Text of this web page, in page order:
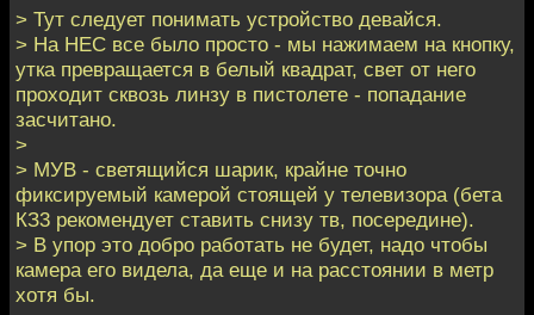
> Тут следует понимать устройство девайся.
> На НЕС все было просто - мы нажимаем на кнопку,
утка превращается в белый квадрат, свет от него
проходит сквозь линзу в пистолете - попадание
засчитано.
>
> МУВ - светящийся шарик, крайне точно
фиксируемый камерой стоящей у телевизора (бета
КЗ3 рекомендует ставить снизу тв, посередине).
> В упор это добро работать не будет, надо чтобы
камера его видела, да еще и на расстоянии в метр
хотя бы.